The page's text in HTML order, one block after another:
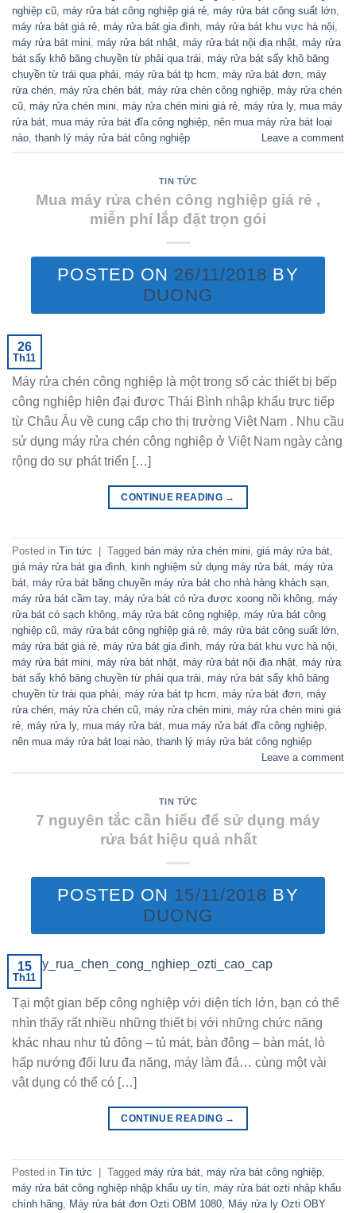
nghiệp cũ máy rửa bát công nghiệp giá rẻ máy rửa bát công suất lớn
máy rửa bát giá rẻ máy rửa bát gia đình máy rửa bát khu vực hà nội
máy rửa bát mini máy rửa bát nhật máy rửa bát nội địa nhật máy rửa
bát sấy khô băng chuyền từ phải qua trái máy rửa bát sấy khô băng
chuyền từ trái qua phải máy rửa bát tp hcm máy rửa bát đơn máy
rửa chén máy rửa chén bát máy rửa chén công nghiệp máy rửa chén
cũ máy rửa chén mini máy rửa chén mini giá rẻ máy rửa ly, mua máy
rửa bát mua máy rửa bát đĩa công nghiệp nên mua máy rửa bát loại
nào thanh lý máy rửa bát công nghiệp Leave a comment
TIN TỨC
Mua máy rửa chén công nghiệp giá rẻ ,
miễn phí lắp đặt trọn gói
POSTED ON 26/11/2018 BY
DUONG
26
Th11
Máy rửa chén công nghiệp là một trong số các thiết bị bếp
công nghiệp hiện đại được Thái Bình nhập khẩu trực tiếp
từ Châu Âu về cung cấp cho thị trường Việt Nam . Nhu cầu
sử dụng máy rửa chén công nghiệp ở Việt Nam ngày càng
rộng do sự phát triển […]
CONTINUE READING →
Posted in Tin tức Tagged bán máy rửa chén mini, giá máy rửa bát,
giá máy rửa bát gia đình, kinh nghiệm sử dụng máy rửa bát, máy rửa
bát, máy rửa bát băng chuyền máy rửa bát cho nhà hàng khách sạn,
máy rửa bát cầm tay, máy rửa bát có rửa được xoong nồi không, máy
rửa bát có sạch không, máy rửa bát công nghiệp, máy rửa bát công
nghiệp cũ, máy rửa bát công nghiệp giá rẻ, máy rửa bát công suất lớn,
máy rửa bát giá rẻ, máy rửa bát gia đình, máy rửa bát khu vực hà nội,
máy rửa bát mini, máy rửa bát nhật, máy rửa bát nội địa nhật, máy rửa
bát sấy khô băng chuyền từ phải qua trái, máy rửa bát sấy khô băng
chuyền từ trái qua phải, máy rửa bát tp hcm, máy rửa bát đơn, máy
rửa chén, máy rửa chén cũ, máy rửa chén mini, máy rửa chén mini giá
rẻ, máy rửa ly, mua máy rửa bát, mua máy rửa bát đĩa công nghiệp,
nên mua máy rửa bát loại nào, thanh lý máy rửa bát công nghiệp
Leave a comment
TIN TỨC
7 nguyên tắc cần hiểu để sử dụng máy
rửa bát hiệu quả nhất
POSTED ON 15/11/2018 BY
DUONG
15
Th11
Tại một gian bếp công nghiệp với diện tích lớn, bạn có thể
nhìn thấy rất nhiều những thiết bị với những chức năng
khác nhau như tủ đông – tủ mát, bàn đông – bàn mát, lò
hấp nướng đối lưu đa năng, máy làm đá… cùng một vài
vật dụng có thể có […]
CONTINUE READING →
Posted in Tin tức Tagged máy rửa bát, máy rửa bát công nghiệp,
máy rửa bát công nghiệp nhập khẩu uy tín, máy rửa bát ozti nhập khẩu
chính hãng, Máy rửa bát đơn Ozti OBM 1080, Máy rửa ly Ozti OBY